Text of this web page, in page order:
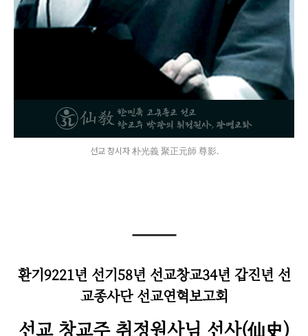
선교 창시자 朴光義 聚正元師 尊影.
환기9221년 선기58년 선교창교34년 갑진년 선
교종사단 선교연혁보고회
선교 창교주 취정원사님 선사(仙史)